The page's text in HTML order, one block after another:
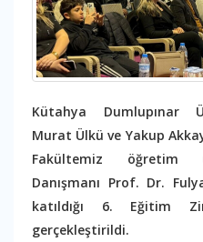
Kütahya Dumlupınar
Murat Ülkü ve Yakup
Fakültemiz öğretim
Danışmanı Prof. Dr.
katıldığı 6. Eğitim
gerçekleştirildi.